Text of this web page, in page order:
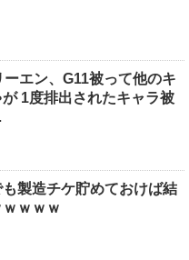
ーエン、G11被って他のキ
1度排出されたキャラ被
も製造チケ貯めておけば結
ｗｗｗ